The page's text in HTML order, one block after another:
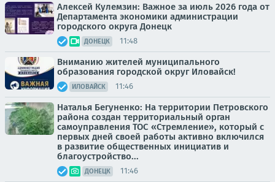
Алексей Кулемзин: Важное за июль 2026 года от
Департамента экономики администрации
городского округа Донецк
ДОНЕЦК 11:48
Вниманию жителей муниципального
образования городской округ Иловайск!
ИЛОВАЙСК 11:46
Наталья Бегуненко: На территории Петровского
района создан территориальный орган
самоуправления ТОС «Стремление», который с
первых дней своей работы активно включился
в развитие общественных инициатив и
благоустройство...
ДОНЕЦК 11:46